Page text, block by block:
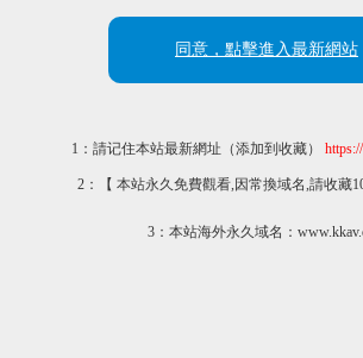
同意，點擊進入最新網站
1：請记住本站最新網址（添加到收藏）
2：【 本站永久免費觀看,因常換域名,請收藏
3：本站海外永久域名：